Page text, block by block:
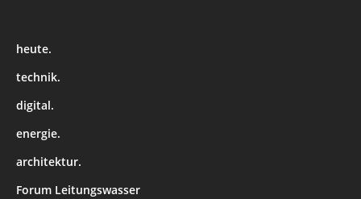
heute.
technik.
digital.
energie.
architektur.
Forum Leitungswasser